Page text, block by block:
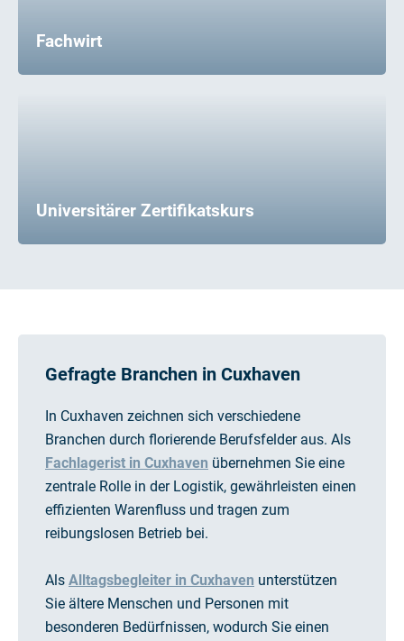
Fachwirt
Universitärer Zertifikatskurs
Gefragte Branchen in Cuxhaven
In Cuxhaven zeichnen sich verschiedene
Branchen durch florierende Berufsfelder aus. Als
Fachlagerist in Cuxhaven übernehmen Sie eine
zentrale Rolle in der Logistik, gewährleisten einen
effizienten Warenfluss und tragen zum
reibungslosen Betrieb bei.
Als Alltagsbegleiter in Cuxhaven unterstützen
Sie ältere Menschen und Personen mit
besonderen Bedürfnissen, wodurch Sie einen